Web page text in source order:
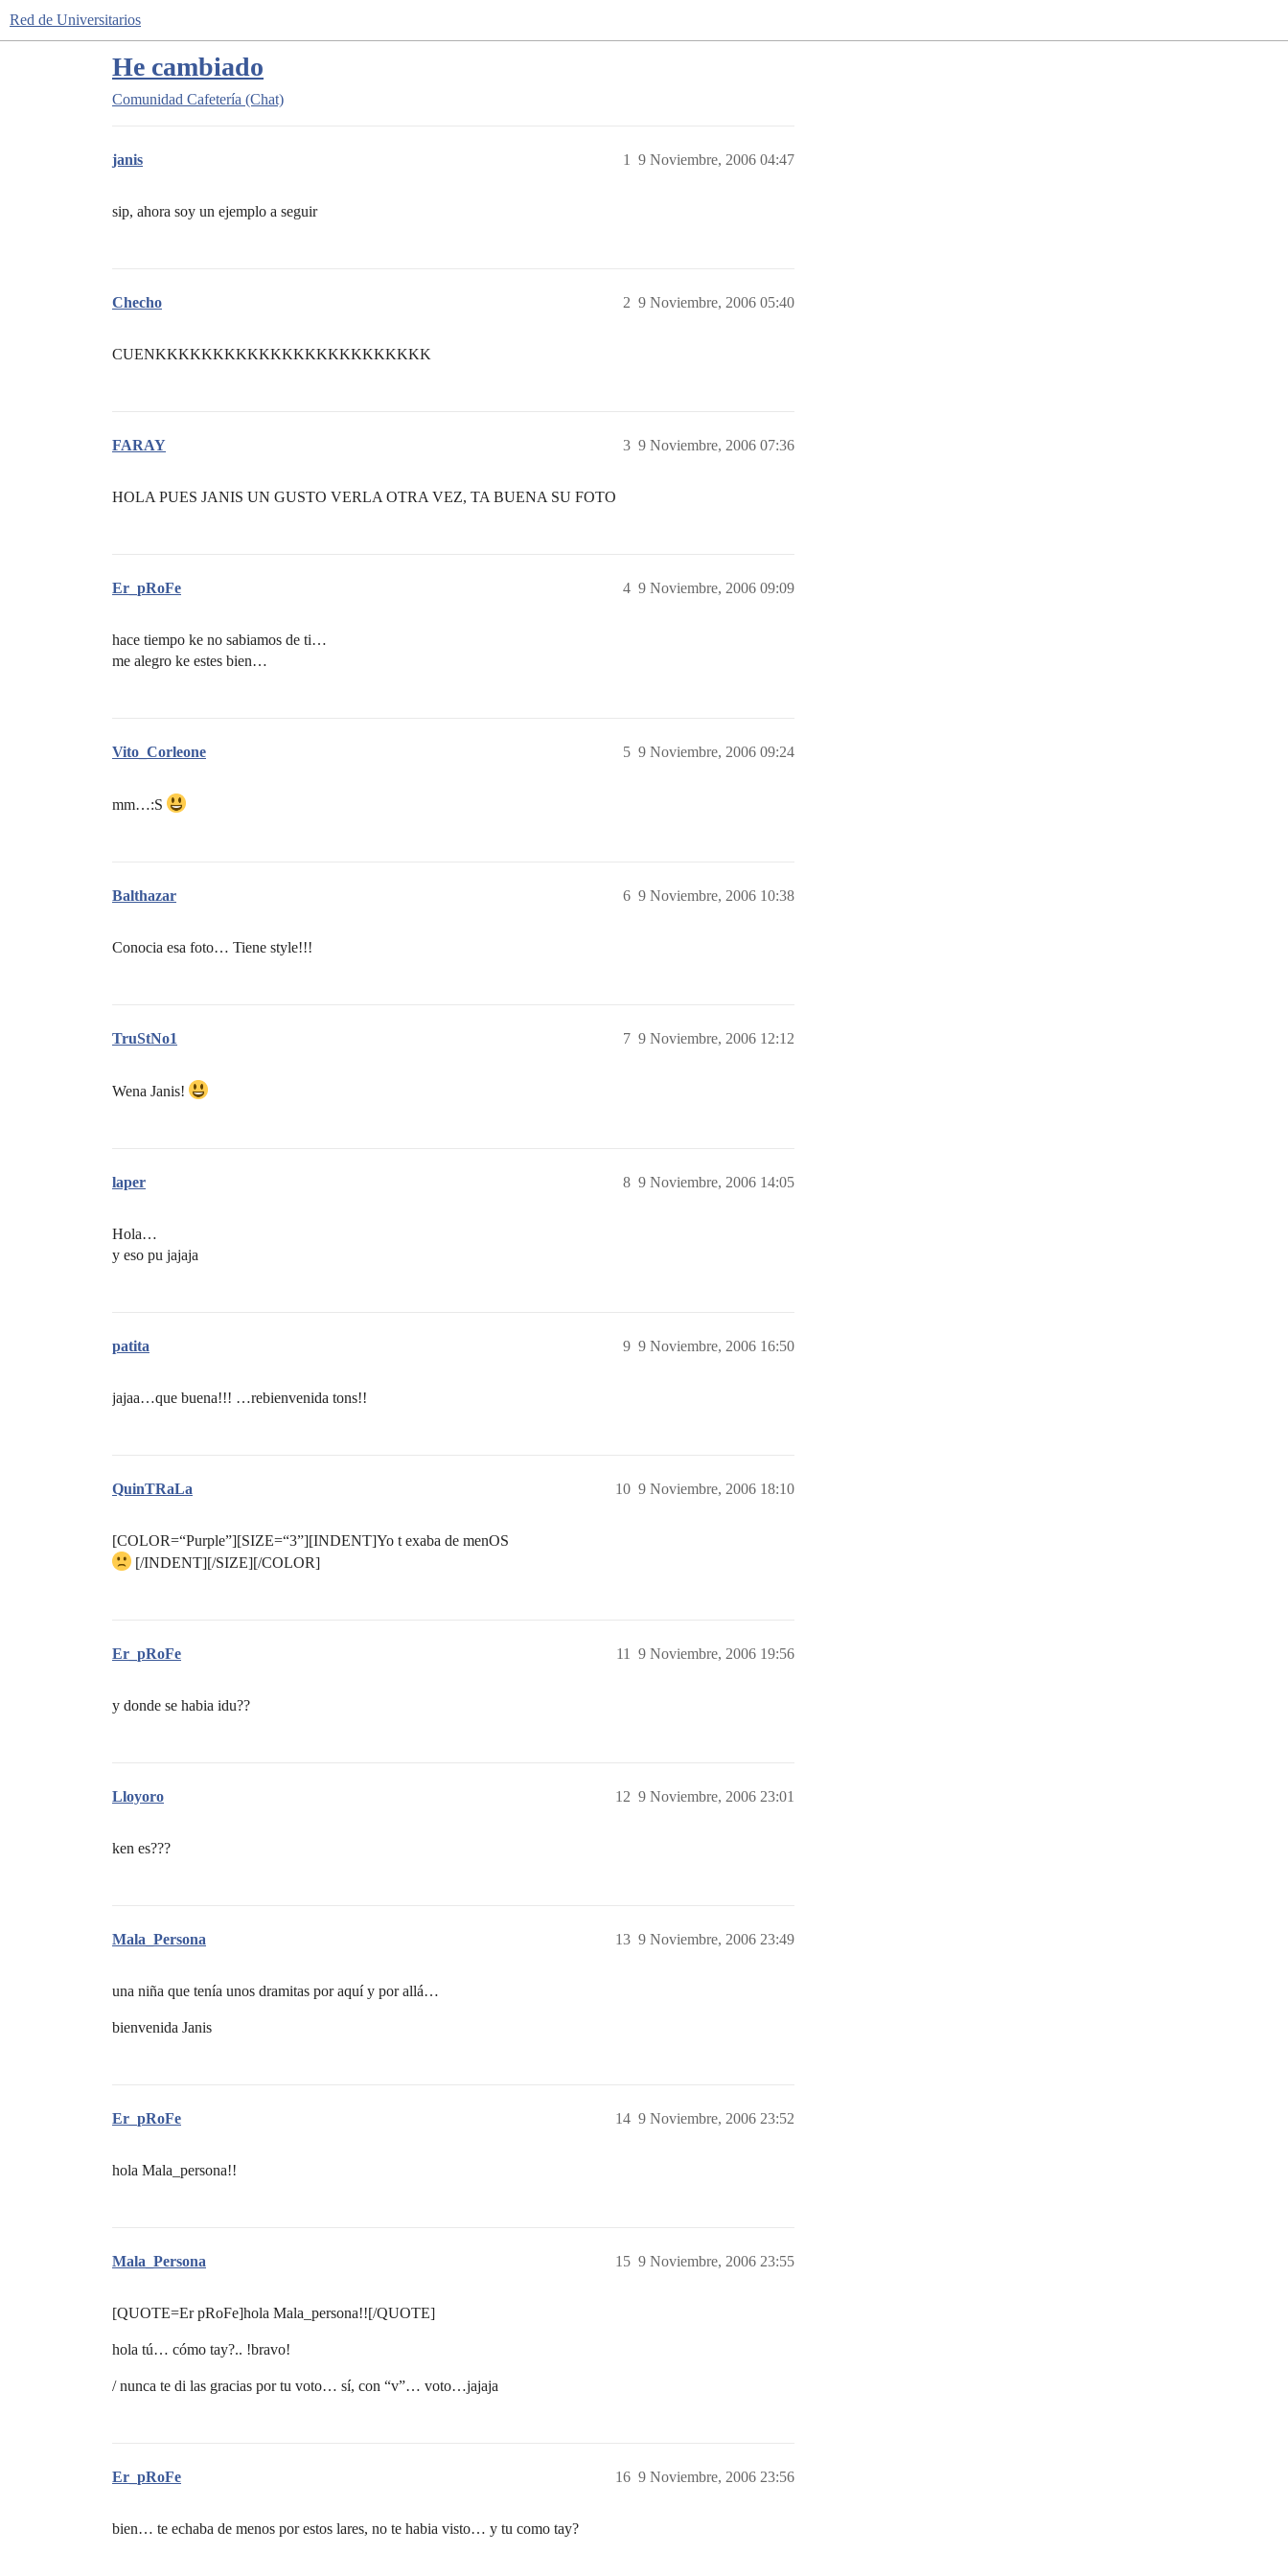
Red de Universitarios
He cambiado
Comunidad Cafetería (Chat)
janis 9 Noviembre, 2006 04:47
1
sip, ahora soy un ejemplo a seguir
Checho 9 Noviembre, 2006 05:40
2
CUENKKKKKKKKKKKKKKKKKKKKKKKK
FARAY 9 Noviembre, 2006 07:36
3
HOLA PUES JANIS UN GUSTO VERLA OTRA VEZ, TA BUENA SU FOTO
Er_pRoFe 9 Noviembre, 2006 09:09
4
hace tiempo ke no sabiamos de ti…
me alegro ke estes bien…
Vito_Corleone 9 Noviembre, 2006 09:24
5
mm…:S
Balthazar 9 Noviembre, 2006 10:38
6
Conocia esa foto… Tiene style!!!
TruStNo1 9 Noviembre, 2006 12:12
7
Wena Janis!
laper 9 Noviembre, 2006 14:05
8
Hola…
y eso pu jajaja
patita 9 Noviembre, 2006 16:50
9
jajaa…que buena!!! …rebienvenida tons!!
QuinTRaLa 9 Noviembre, 2006 18:10
10
[COLOR=“Purple”][SIZE=“3”][INDENT]Yo t exaba de menOS
[/INDENT][/SIZE][/COLOR]
Er_pRoFe 9 Noviembre, 2006 19:56
11
y donde se habia idu??
Lloyoro 9 Noviembre, 2006 23:01
12
ken es???
Mala_Persona 9 Noviembre, 2006 23:49
13
una niña que tenía unos dramitas por aquí y por allá…
bienvenida Janis
Er_pRoFe 9 Noviembre, 2006 23:52
14
hola Mala_persona!!
Mala_Persona 9 Noviembre, 2006 23:55
15
[QUOTE=Er pRoFe]hola Mala_persona!![/QUOTE]
hola tú… cómo tay?.. !bravo!
/ nunca te di las gracias por tu voto… sí, con “v”… voto…jajaja
Er_pRoFe 9 Noviembre, 2006 23:56
16
bien… te echaba de menos por estos lares, no te habia visto… y tu como tay?